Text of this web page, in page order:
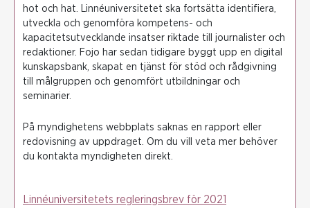
hot och hat. Linnéuniversitetet ska fortsätta identifiera,
utveckla och genomföra kompetens- och
kapacitetsutvecklande insatser riktade till journalister och
redaktioner. Fojo har sedan tidigare byggt upp en digital
kunskapsbank, skapat en tjänst för stöd och rådgivning
till målgruppen och genomfört utbildningar och
seminarier.
På myndighetens webbplats saknas en rapport eller
redovisning av uppdraget. Om du vill veta mer behöver
du kontakta myndigheten direkt.
Linnéuniversitetets regleringsbrev för 2021